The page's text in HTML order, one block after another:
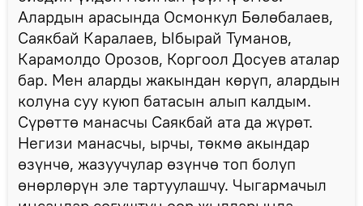
Алардын арасында Осмонкул Бөлөбалаев,
Саякбай Каралаев, Ыбырай Туманов,
Карамолдо Орозов, Коргоол Досуев аталар
бар. Мен аларды жакындан көрүп, алардын
колуна суу куюп батасын алып калдым.
Сүрөттө манасчы Саякбай ата да жүрөт.
Негизи манасчы, ырчы, төкмө акындар
өзүнчө, жазуучулар өзүнчө топ болуп
өнөрлөрүн эле тартуулашчу. Чыгармачыл